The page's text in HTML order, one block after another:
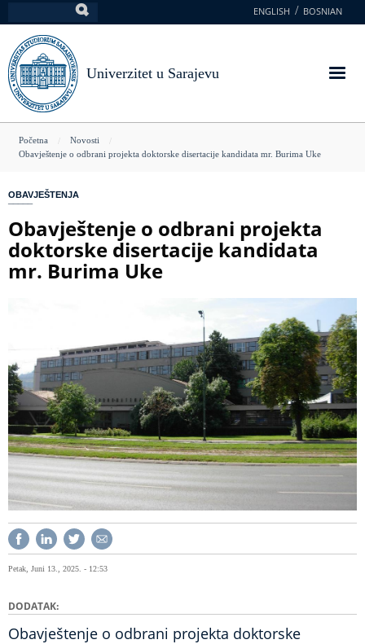
na
glavni
sadržaj
ENGLISH BOSNIAN
Univerzitet u Sarajevu
You
here
Početna
Novosti
Obavještenje o odbrani projekta doktorske disertacije kandidata mr. Burima Uke
OBAVJEŠTENJA
Obavještenje o odbrani projekta
doktorske disertacije kandidata
mr. Burima Uke
Petak, Juni 13., 2025. - 12:53
DODATAK
Obavještenje o odbrani projekta doktorske